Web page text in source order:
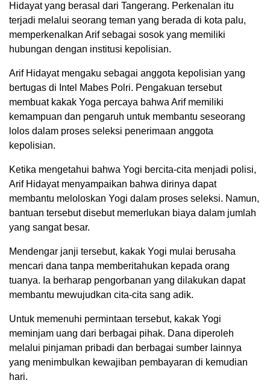
Hidayat yang berasal dari Tangerang. Perkenalan itu
terjadi melalui seorang teman yang berada di kota palu,
memperkenalkan Arif sebagai sosok yang memiliki
hubungan dengan institusi kepolisian.
Arif Hidayat mengaku sebagai anggota kepolisian yang
bertugas di Intel Mabes Polri. Pengakuan tersebut
membuat kakak Yoga percaya bahwa Arif memiliki
kemampuan dan pengaruh untuk membantu seseorang
lolos dalam proses seleksi penerimaan anggota
kepolisian.
Ketika mengetahui bahwa Yogi bercita-cita menjadi polisi,
Arif Hidayat menyampaikan bahwa dirinya dapat
membantu meloloskan Yogi dalam proses seleksi. Namun,
bantuan tersebut disebut memerlukan biaya dalam jumlah
yang sangat besar.
Mendengar janji tersebut, kakak Yogi mulai berusaha
mencari dana tanpa memberitahukan kepada orang
tuanya. Ia berharap pengorbanan yang dilakukan dapat
membantu mewujudkan cita-cita sang adik.
Untuk memenuhi permintaan tersebut, kakak Yogi
meminjam uang dari berbagai pihak. Dana diperoleh
melalui pinjaman pribadi dan berbagai sumber lainnya
yang menimbulkan kewajiban pembayaran di kemudian
hari.